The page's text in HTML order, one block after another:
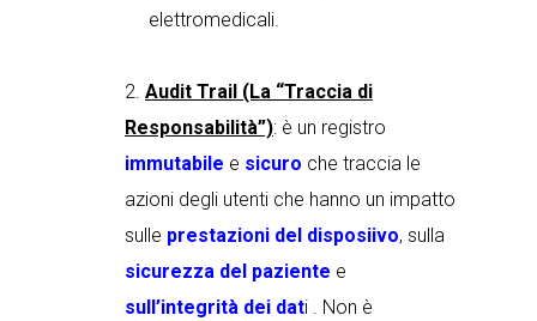
elettromedicali.
2. Audit Trail (La “Traccia di
Responsabilità”): è un registro
immutabile e sicuro che traccia le
azioni degli utenti che hanno un impatto
sulle prestazioni del disposiivo, sulla
sicurezza del paziente e
sull’integrità dei dati . Non è